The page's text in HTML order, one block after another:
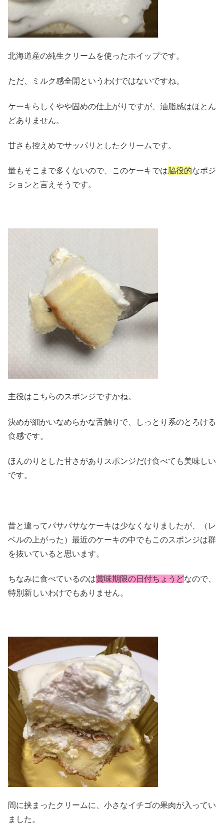
北海道産の純生クリームを使ったホイップです。
ただ、ミルク感全開というわけではないですね。
ケーキらしくやや固めの仕上がりですが、油脂感はほとん
どありません。
甘さも控えめでサッパリとしたクリームです。
量もそこまで多くないので、このケーキでは脇役的なポジ
ションと言えそうです。
主役はこちらのスポンジですかね。
決めが細かいなめらかな舌触りで、しっとり系のとろける
食感です。
ほんのりとした甘さがありスポンジだけ食べても美味しい
です。
昔と違ってパサパサなケーキは少なくなりましたが、（レ
ベルの上がった）最近のケーキの中でもこのスポンジは群
を抜いていると思います。
ちなみに食べているのは賞味期限の日付ちょうどなので、
特別新しいわけでもありません。
間に挟まったクリームに、小さなイチゴの果肉が入ってい
ました。